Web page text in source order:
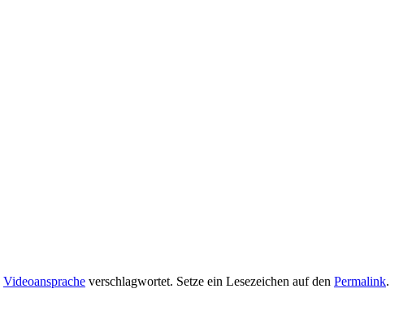
Videoansprache verschlagwortet. Setze ein Lesezeichen auf den Permalink.